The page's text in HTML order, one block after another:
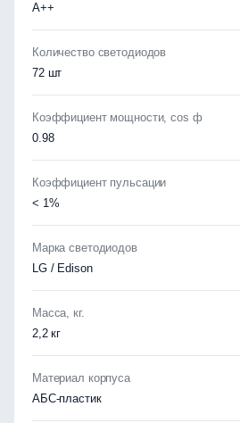
А++
Количество светодиодов
72 шт
Коэффициент мощности, cos ф
0.98
Коэффициент пульсации
< 1%
Марка светодиодов
LG / Edison
Масса, кг.
2,2 кг
Материал корпуса
АБС-пластик